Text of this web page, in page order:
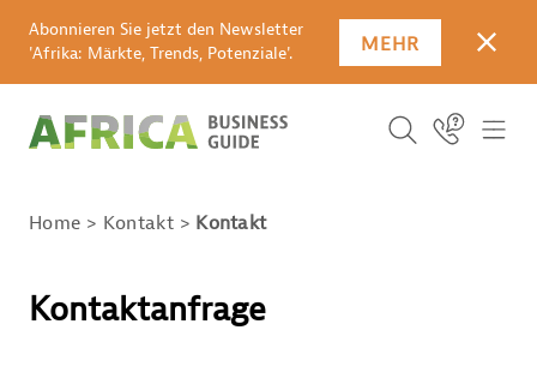
Abonnieren Sie jetzt den Newsletter
'Afrika: Märkte, Trends, Potenziale'.
MEHR
ICON
Suchbegriff
SUCHEN
Icon Link
Home Kontakt Kontakt
Kontaktanfrage